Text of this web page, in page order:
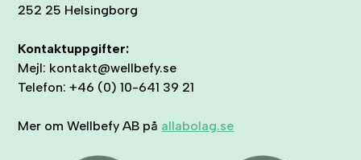
252 25 Helsingborg
Kontaktuppgifter:
Mejl: kontakt@wellbefy.se
Telefon: +46 (0) 10-641 39 21
Mer om Wellbefy AB på allabolag.se